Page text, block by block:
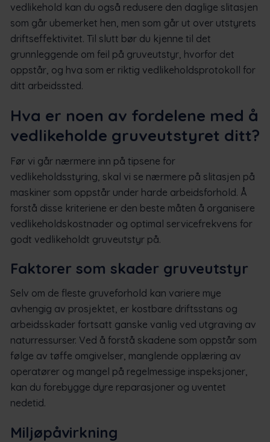
vedlikehold kan du også redusere den daglige slitasjen
som går ubemerket hen, men som går ut over utstyrets
driftseffektivitet. Til slutt bør du kjenne til det
grunnleggende om feil på gruveutstyr, hvorfor det
oppstår, og hva som er riktig vedlikeholdsprotokoll for
ditt arbeidssted.
Hva er noen av fordelene med å
vedlikeholde gruveutstyret ditt?
Før vi går nærmere inn på tipsene for
vedlikeholdsstyring, skal vi se nærmere på slitasjen på
maskiner som oppstår under harde arbeidsforhold. Å
forstå disse kriteriene er den beste måten å organisere
vedlikeholdskostnader og optimal servicefrekvens for
godt vedlikeholdt gruveutstyr på.
Faktorer som skader gruveutstyr
Selv om de fleste gruveforhold kan variere mye
avhengig av prosjektet, er kostbare driftsstans og
arbeidsskader fortsatt ganske vanlig ved utgraving av
naturressurser. Ved å forstå skadene som oppstår som
følge av tøffe omgivelser, manglende opplæring av
operatører og mangel på regelmessige inspeksjoner,
kan du forebygge dyre reparasjoner og uventet
nedetid.
Miljøpåvirkning